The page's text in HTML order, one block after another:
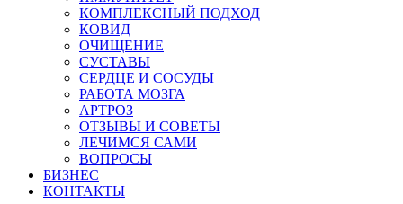
КОМПЛЕКСНЫЙ ПОДХОД
КОВИД
ОЧИЩЕНИЕ
СУСТАВЫ
СЕРДЦЕ И СОСУДЫ
РАБОТА МОЗГА
АРТРОЗ
ОТЗЫВЫ И СОВЕТЫ
ЛЕЧИМСЯ САМИ
ВОПРОСЫ
БИЗНЕС
КОНТАКТЫ